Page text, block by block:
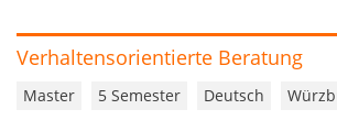
Verhaltensorientierte Beratung
Master 5 Semester Deutsch